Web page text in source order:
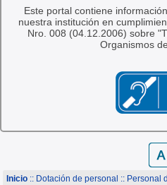
Este portal contiene
nuestra institución en
Nro. 008 (04.12.2006) sobre
Organismos
Inicio :: Dotación de personal :: Personal